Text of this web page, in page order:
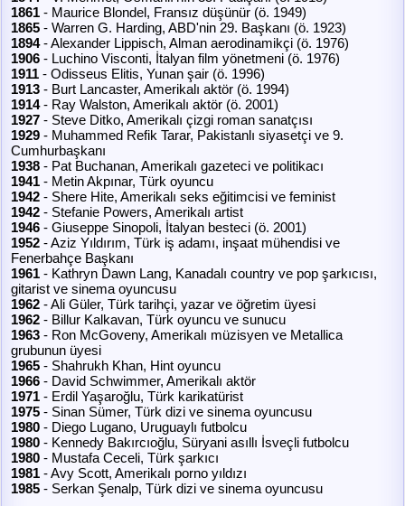
1861 - Maurice Blondel, Fransız düşünür (ö. 1949)
1865 - Warren G. Harding, ABD'nin 29. Başkanı (ö. 1923)
1894- Alexander Lippisch, Alman aerodinamikçi (ö. 1976)
1906 - Luchino Visconti, İtalyan film yönetmeni (ö. 1976)
1911 - Odisseus Elitis, Yunan şair (ö. 1996)
1913 - Burt Lancaster, Amerikalı aktör (ö. 1994)
1914- Ray Walston, Amerikalı aktör (ö. 2001)
1927 - Steve Ditko, Amerikalı çizgi roman sanatçısı
1929 - Muhammed Refik Tarar, Pakistanlı siyasetçi ve 9.
Cumhurbaşkanı
1938 - Pat Buchanan, Amerikalı gazeteci ve politikacı
1941 - Metin Akpınar, Türk oyuncu
1942 - Shere Hite, Amerikalı seks eğitimcisi ve feminist
1942 - Stefanie Powers, Amerikalı artist
1946 - Giuseppe Sinopoli, İtalyan besteci (ö. 2001)
1952 - Aziz Yıldırım, Türk iş adamı, inşaat mühendisi ve
Fenerbahçe Başkanı
1961 - Kathryn Dawn Lang, Kanadalı country ve pop şarkıcısı,
gitarist ve sinema oyuncusu
1962 - Ali Güler, Türk tarihçi, yazar ve öğretim üyesi
1962 - Billur Kalkavan, Türk oyuncu ve sunucu
1963 - Ron McGoveny, Amerikalı müzisyen ve Metallica
grubunun üyesi
1965 - Shahrukh Khan, Hint oyuncu
1966 - David Schwimmer, Amerikalı aktör
1971 - Erdil Yaşaroğlu, Türk karikatürist
1975 - Sinan Sümer, Türk dizi ve sinema oyuncusu
1980 - Diego Lugano, Uruguaylı futbolcu
1980 - Kennedy Bakırcıoğlu, Süryani asıllı İsveçli futbolcu
1980 - Mustafa Ceceli, Türk şarkıcı
1981 - Avy Scott, Amerikalı porno yıldızı
1985 - Serkan Şenalp, Türk dizi ve sinema oyuncusu